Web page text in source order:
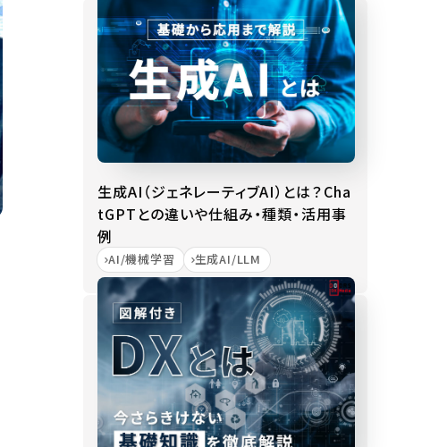
生成AI（ジェネレーティブAI）とは？Cha
tGPTとの違いや仕組み・種類・活用事
例
AI/機械学習 生成AI/LLM